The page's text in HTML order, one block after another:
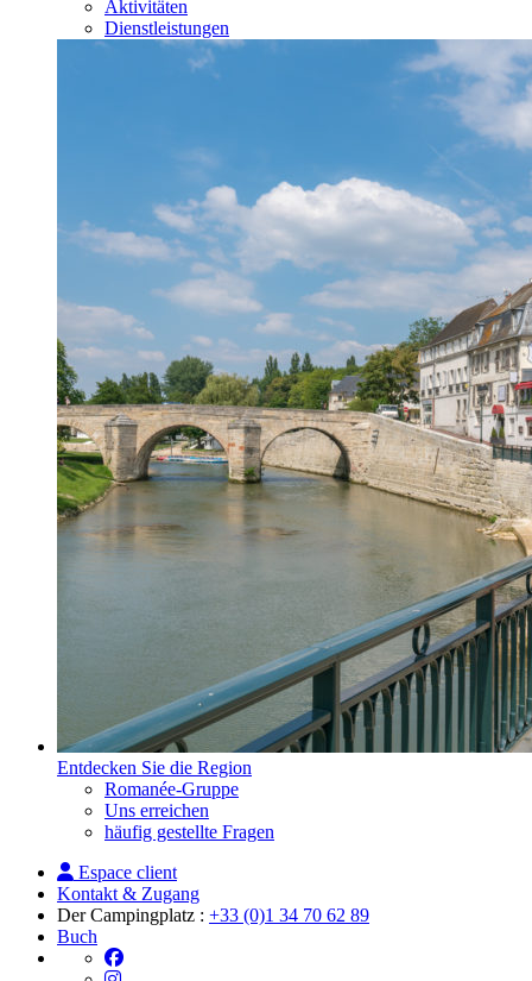
Aktivitäten
Dienstleistungen
Entdecken Sie die Region
Romanée-Gruppe
Uns erreichen
häufig gestellte Fragen
Espace client
Kontakt & Zugang
Der Campingplatz : +33 (0)1 34 70 62 89
Buch